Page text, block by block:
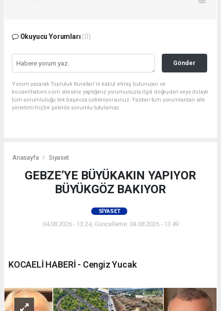
Okuyucu Yorumları (0)
Gönder
Yorum yazarak Topluluk Kuralları’nı kabul etmiş bulunuyor ve
kocaelihaberi.com sitesine yaptığınız yorumunuzla ilgili doğrudan veya dolaylı
tüm sorumluluğu tek başınıza üstleniyorsunuz. Yazılan tüm yorumlardan site
yönetimi hiçbir şekilde sorumlu tutulamaz.
Anasayfa Siyaset
GEBZE’YE BÜYÜKAKIN YAPIYOR
BÜYÜKGÖZ BAKIYOR
SIYASET
04.08.2026 - 13:24, Güncelleme: 04.08.2026 - 13:49
KOCAELİ HABERİ - Cengiz Yucak